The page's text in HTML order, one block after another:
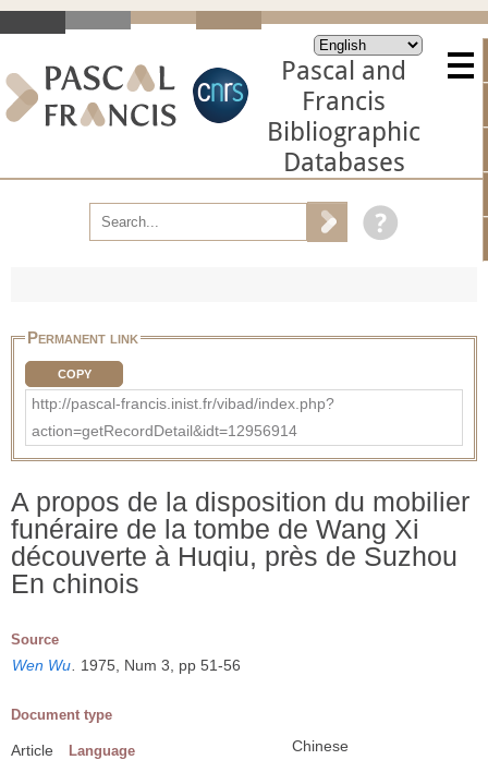
Pascal and
Francis
Bibliographic
Databases
Permanent link
COPY
http://pascal-francis.inist.fr/vibad/index.php?
action=getRecordDetail&idt=12956914
A propos de la disposition du mobilier
funéraire de la tombe de Wang Xi
découverte à Huqiu, près de Suzhou
En chinois
Source
Wen Wu 1975, Num 3, pp 51-56
Document type
Article Language Chinese